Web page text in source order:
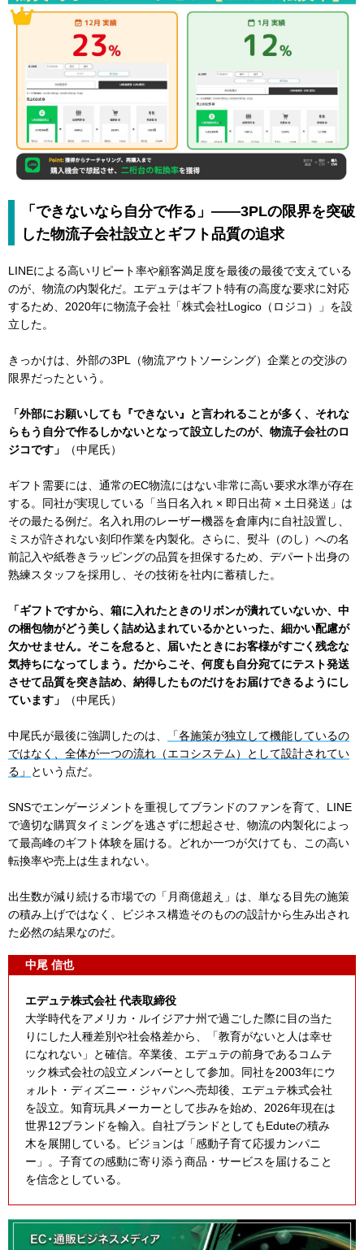
「できないなら自分で作る」――3PLの限界を突破
した物流子会社設立とギフト品質の追求
LINEによる高いリピート率や顧客満足度を最後の最後で支えている
のが、物流の内製化だ。エデュテはギフト特有の高度な要求に対応
するため、2020年に物流子会社「株式会社Logico（ロジコ）」を設
立した。
きっかけは、外部の3PL（物流アウトソーシング）企業との交渉の
限界だったという。
「外部にお願いしても『できない』と言われることが多く、それな
らもう自分で作るしかないとなって設立したのが、物流子会社のロ
ジコです」
（中尾氏）
ギフト需要には、通常のEC物流にはない非常に高い要求水準が存在
する。同社が実現している「当日名入れ × 即日出荷 × 土日発送」は
その最たる例だ。名入れ用のレーザー機器を倉庫内に自社設置し、
ミスが許されない刻印作業を内製化。さらに、熨斗（のし）への名
前記入や紙巻きラッピングの品質を担保するため、デパート出身の
熟練スタッフを採用し、その技術を社内に蓄積した。
「ギフトですから、箱に入れたときのリボンが潰れていないか、中
の梱包物がどう美しく詰め込まれているかといった、細かい配慮が
欠かせません。そこを怠ると、届いたときにお客様がすごく残念な
気持ちになってしまう。だからこそ、何度も自分宛てにテスト発送
させて品質を突き詰め、納得したものだけをお届けできるようにし
ています」
（中尾氏）
中尾氏が最後に強調したのは、
「各施策が独立して機能しているの
ではなく、全体が一つの流れ（エコシステム）として設計されてい
る」
という点だ。
SNSでエンゲージメントを重視してブランドのファンを育て、LINE
で適切な購買タイミングを逃さずに想起させ、物流の内製化によっ
て最高峰のギフト体験を届ける。どれか一つが欠けても、この高い
転換率や売上は生まれない。
出生数が減り続ける市場での「月商億超え」は、単なる目先の施策
の積み上げではなく、ビジネス構造そのものの設計から生み出され
た必然の結果なのだ。
中尾 信也
エデュテ株式会社 代表取締役
大学時代をアメリカ・ルイジアナ州で過ごした際に目の当た
りにした人種差別や社会格差から、「教育がないと人は幸せ
になれない」と確信。卒業後、エデュテの前身であるコムテ
ック株式会社の設立メンバーとして参加。同社を2003年にウ
ォルト・ディズニー・ジャパンへ売却後、エデュテ株式会社
を設立。知育玩具メーカーとして歩みを始め、2026年現在は
世界12ブランドを輸入。自社ブランドとしてもEduteの積み
木を展開している。ビジョンは「感動子育て応援カンパニ
ー」。子育ての感動に寄り添う商品・サービスを届けること
を信念としている。